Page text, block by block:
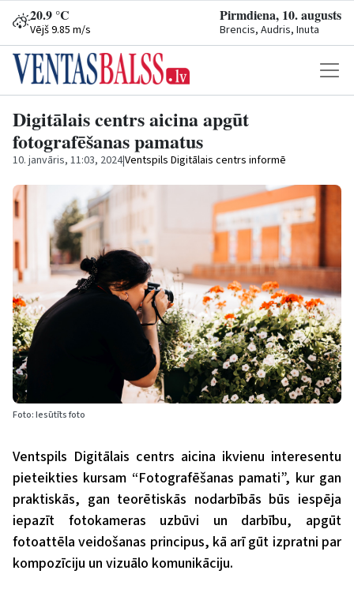
20.9 °C
Vējš 9.85 m/s
Pirmdiena, 10. augusts
Brencis, Audris, Inuta
Digitālais centrs aicina apgūt
fotografēšanas pamatus
10. janvāris, 11:03, 2024|Ventspils Digitālais centrs informē
Foto: Iesūtīts foto
Ventspils Digitālais centrs aicina ikvienu interesentu
pieteikties kursam “Fotografēšanas pamati”, kur gan
praktiskās, gan teorētiskās nodarbībās būs iespēja
iepazīt fotokameras uzbūvi un darbību, apgūt
fotoattēla veidošanas principus, kā arī gūt izpratni par
kompozīciju un vizuālo komunikāciju.